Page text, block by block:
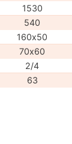
1530
540
160х50
70х60
2/4
63